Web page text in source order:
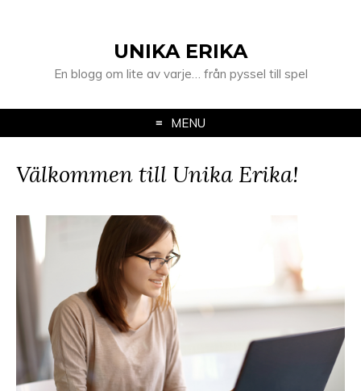
UNIKA ERIKA
En blogg om lite av varje… från pyssel till spel
MENU
Välkommen till Unika Erika!